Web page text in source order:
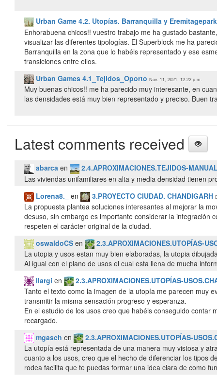
Urban Game 4.2. Utopías. Barranquilla y
Enhorabuena chicos!! vuestro trabajo me ha gustado
visualizar las diferentes tipologías. El Superblock me ha
Barranquilla en la zona que lo habéis representado y ese
transiciones entre ellos.
Urban Games 4.1_Tejidos_Oporto Nov. 11, 2021, 12:22 p.m.
Muy buenas chicos!! me ha parecido muy interesante, en
las densidades está muy bien representado y preciso. Buen
Latest comments received
abarca en
2.4.APROXIMACIONES.TEJIDOS-
Las viviendas unifamiliares en alta y media densidad tienen
Lorena8._
en 3.PROYECTO CIUDAD. CHANDIGARH
La propuesta plantea soluciones interesantes al mejorar la
desuso, sin embargo es importante considerar la integración
respeten el carácter original de la ciudad.
oswaldoCS en
2.3.APROXIMACIONES.UTOPÍAS-
La utopia y usos estan muy bien elaboradas, la utopia
Al igual con el plano de usos el cual esta llena de mucha
Ilargi en
2.3.APROXIMACIONES.UTOPÍAS-
Tanto el texto como la imagen de la utopía me parecen muy
transmitir la misma sensación progreso y esperanza.
En el estudio de los usos creo que habéis conseguido
recargado.
mgasch en
2.3.APROXIMACIONES.UTOPÍAS-
La utopía está representada de una manera muy vistosa y
cuanto a los usos, creo que el hecho de diferenciar los tipos
rodea facilita que te puedas formar una idea clara de como